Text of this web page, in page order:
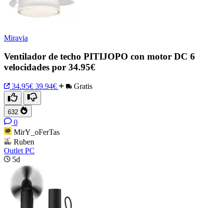
Miravia
Ventilador de techo PITIJOPO con motor DC 6
velocidades por 34.95€
34.95€ 39.94€ Gratis
632
0
MirY_oFerTas
Ruben
Outlet PC
5d